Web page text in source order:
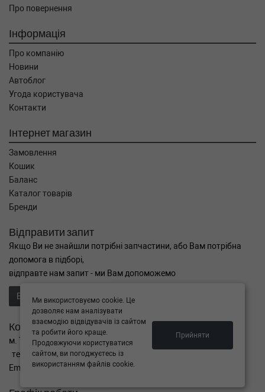
Про повернення
Інформація
Про компанію
Новини
Автоблог
Угода користувача
Контакти
Інтернет магазин
Замовлення
Кошик
Баланс
Каталог товарів
Бренди
Відправити запит
Якщо Ви не знайшли потрібні запчастини, або Вам потрібна
допомога в підборі,
відправте нам запит - ми Вам допоможемо
Відправити запит продавцю
Контакти
м. Тернопіль вул. Микулинецька 106а
тел. +38(099)650-59-19
Email. autokitparts@yahoo.com
Ми використовуємо cookie. Це
дозволяє нам аналізувати
взаємодію відвідувачів із сайтом
та робити його краще.
Продовжуючи користуватися
сайтом, ви погоджуєтесь із
використанням файлів cookie.
Прийняти